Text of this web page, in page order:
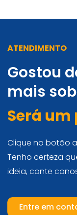
ATENDIMENTO
Gostou
mais
Será
Clique no botão
Tenho certeza
ideia, conte
Entre em